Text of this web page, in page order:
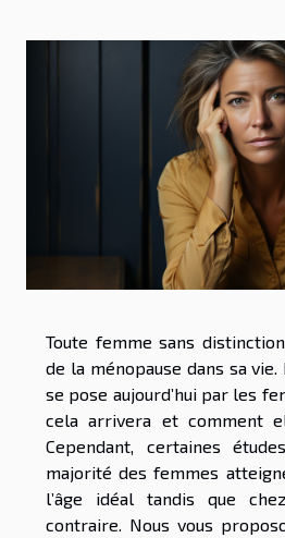
Toute femme sans
de la ménopause dans sa
se pose aujourd’hui par les
cela arrivera et comment
Cependant, certaines
majorité des femmes
l’âge idéal tandis que
contraire. Nous vous